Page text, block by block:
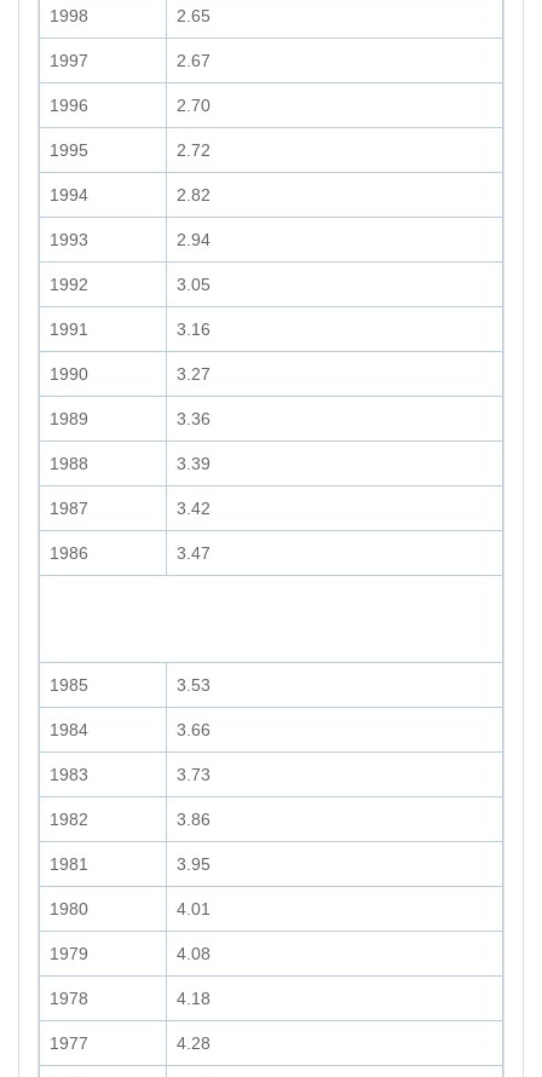
1998 2.65
1997 2.67
1996 2.70
1995 2.72
1994 2.82
1993 2.94
1992 3.05
1991 3.16
1990 3.27
1989 3.36
1988 3.39
1987 3.42
1986 3.47
1985 3.53
1984 3.66
1983 3.73
1982 3.86
1981 3.95
1980 4.01
1979 4.08
1978 4.18
1977 4.28